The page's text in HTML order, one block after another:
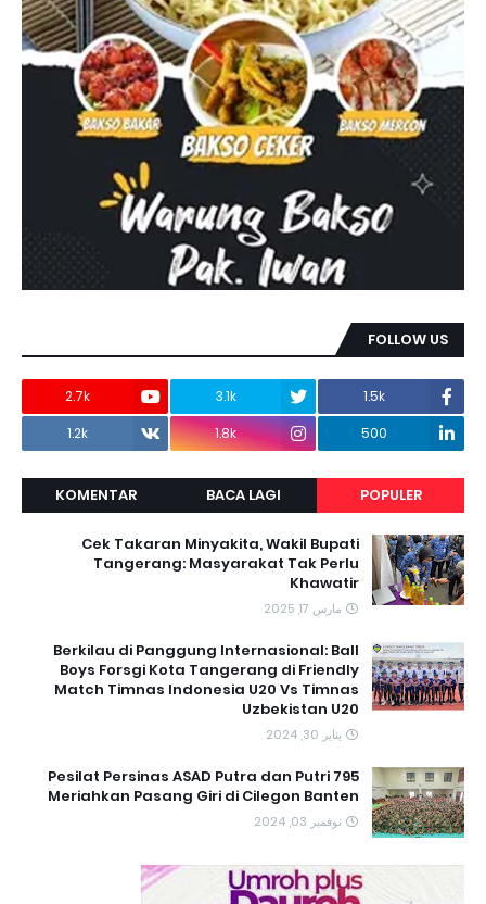
FOLLOW US
1.5k
3.1k
2.7k
500
1.8k
1.2k
POPULER
BACA LAGI
KOMENTAR
Cek Takaran Minyakita, Wakil Bupati
Tangerang: Masyarakat Tak Perlu
Khawatir
مارس 17, 2025
Berkilau di Panggung Internasional: Ball
Boys Forsgi Kota Tangerang di Friendly
Match Timnas Indonesia U20 Vs Timnas
Uzbekistan U20
يناير 30, 2024
795 Pesilat Persinas ASAD Putra dan Putri
Meriahkan Pasang Giri di Cilegon Banten
نوفمبر 03, 2024